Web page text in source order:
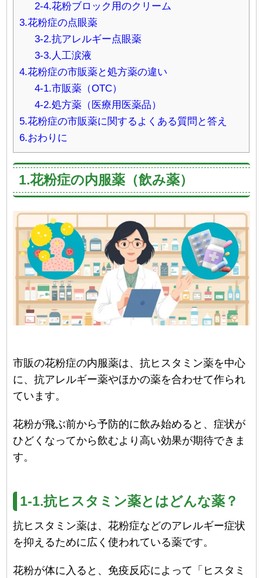
2-4.花粉ブロック用のクリーム
3.花粉症の点眼薬
3-2.抗アレルギー点眼薬
3-3.人工涙液
4.花粉症の市販薬と処方薬の違い
4-1.市販薬（OTC）
4-2.処方薬（医療用医薬品）
5.花粉症の市販薬に関するよくある質問と答え
6.おわりに
1.花粉症の内服薬（飲み薬）
市販の花粉症の内服薬は、抗ヒスタミン薬を中心
に、抗アレルギー薬やほかの薬を合わせて作られ
ています。
花粉が飛ぶ前から予防的に飲み始めると、症状が
ひどくなってから飲むより高い効果が期待できま
す。
1-1.抗ヒスタミン薬とはどんな薬？
抗ヒスタミン薬は、花粉症などのアレルギー症状
を抑えるために広く使われている薬です。
花粉が体に入ると、免疫反応によって「ヒスタミ